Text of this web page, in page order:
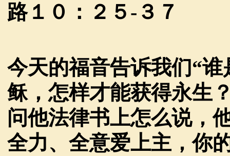
路１０：２５ - ３７
今天的福音告诉我们 “谁
稣，怎样才能获得永生
问他法律书上怎么说，
全力、全意爱上主，你